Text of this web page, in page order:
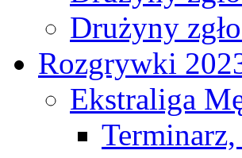
Drużyny
Rozgrywki
Ekstraliga